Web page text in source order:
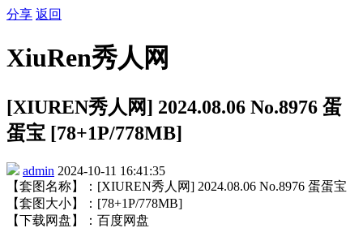
分享 返回
XiuRen秀人网
[XIUREN秀人网] 2024.08.06 No.8976 蛋
蛋宝 [78+1P/778MB]
admin 2024-10-11 16:41:35
【套图名称】：[XIUREN秀人网] 2024.08.06 No.8976 蛋蛋宝
【套图大小】：[78+1P/778MB]
【下载网盘】：百度网盘